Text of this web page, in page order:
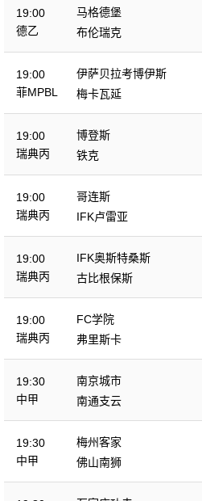
19:00
德乙
马格德堡
布伦瑞克
19:00
菲MPBL
伊萨贝拉考博伊斯
梅卡瓦延
19:00
瑞典丙
博登斯
铁克
19:00
瑞典丙
哥连斯
IFK卢雷亚
19:00
瑞典丙
IFK奥斯特桑斯
古比根保斯
19:00
瑞典丙
FC学院
弗里斯卡
19:30
中甲
南京城市
南通支云
19:30
中甲
梅州客家
佛山南狮